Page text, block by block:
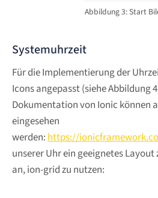
Abbildung 3: Start
Systemuhrzeit
Für die Implementierung der
Icons angepasst (siehe Abbildung
Dokumentation von Ionic können
eingesehen
werden:https://
unserer Uhr ein geeignetes Layout
an, ion-grid zu nutzen: